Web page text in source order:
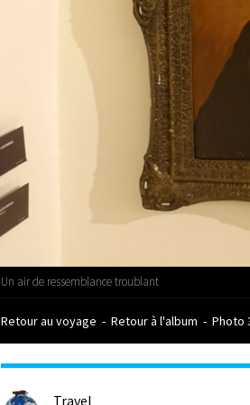
Un air de ressemblance troublant
Retour au voyage - Retour à l'album - Photo
Travel